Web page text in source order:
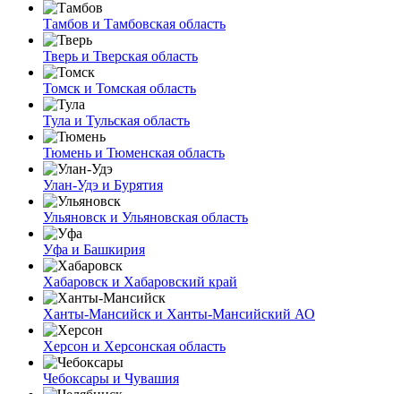
Тамбов и Тамбовская область
Тверь и Тверская область
Томск и Томская область
Тула и Тульская область
Тюмень и Тюменская область
Улан-Удэ и Бурятия
Ульяновск и Ульяновская область
Уфа и Башкирия
Хабаровск и Хабаровский край
Ханты-Мансийск и Ханты-Мансийский АО
Херсон и Херсонская область
Чебоксары и Чувашия